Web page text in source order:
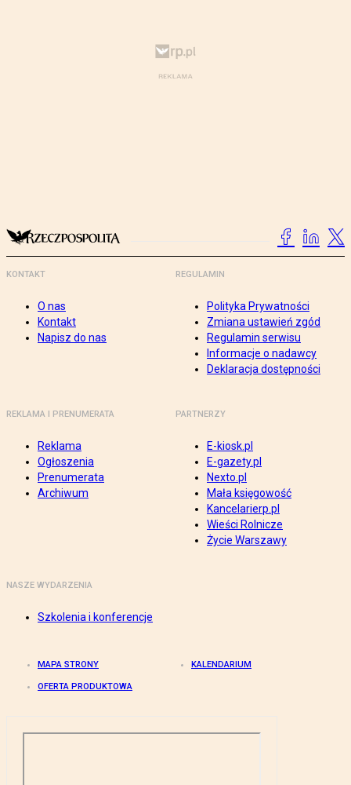
KONTAKT
O nas
Kontakt
Napisz do nas
REGULAMIN
Polityka Prywatności
Zmiana ustawień zgód
Regulamin serwisu
Informacje o nadawcy
Deklaracja dostępności
REKLAMA I PRENUMERATA
Reklama
Ogłoszenia
Prenumerata
Archiwum
PARTNERZY
E-kiosk.pl
E-gazety.pl
Nexto.pl
Mała księgowość
Kancelarierp.pl
Wieści Rolnicze
Życie Warszawy
NASZE WYDARZENIA
Szkolenia i konferencje
MAPA STRONY KALENDARIUM
OFERTA PRODUKTOWA